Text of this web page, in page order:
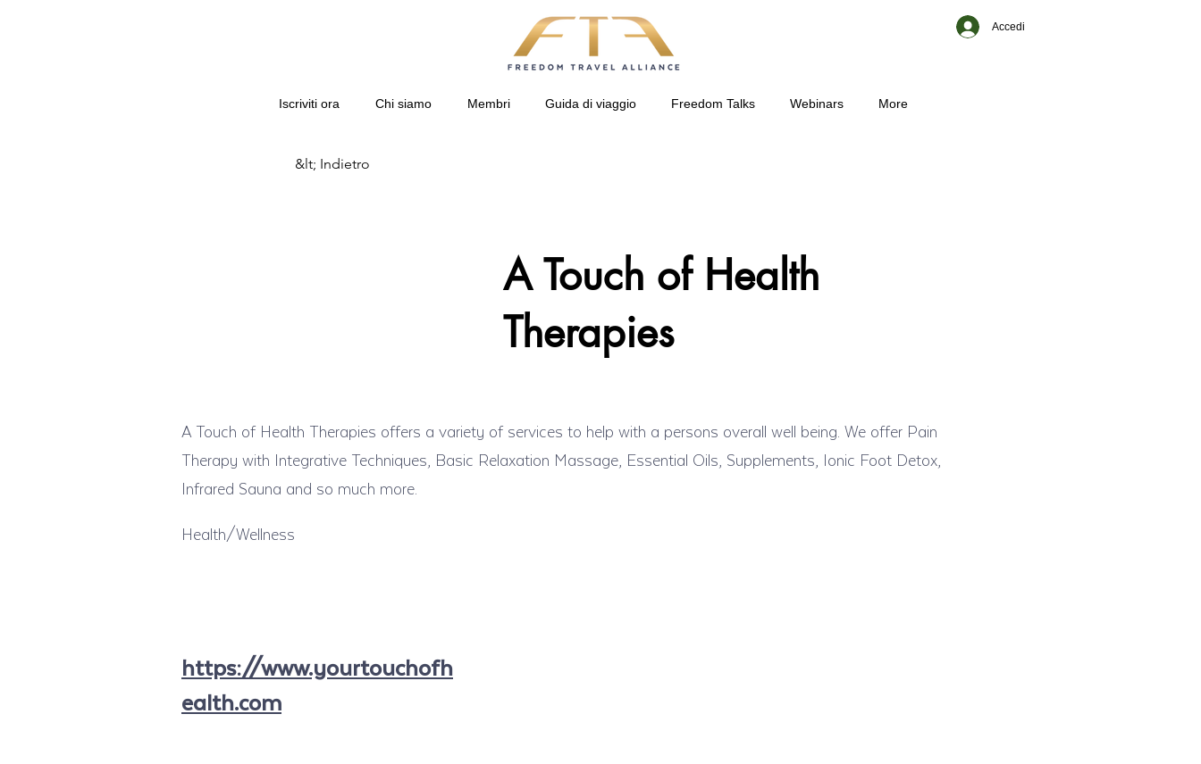
Accedi
Iscriviti ora Chi siamo Membri Guida di viaggio Freedom Talks Webinars More
&lt; Indietro
A Touch of Health
Therapies
A Touch of Health Therapies offers a variety of services to help with a persons overall well being. We offer Pain
Therapy with Integrative Techniques, Basic Relaxation Massage, Essential Oils, Supplements, Ionic Foot Detox,
Infrared Sauna and so much more.
Health/Wellness
https://www.yourtouchofh
ealth.com